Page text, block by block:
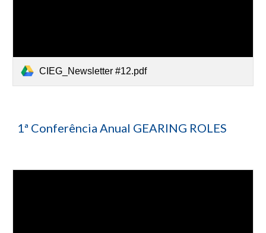
CIEG_Newsletter #12.pdf
1ª Conferência Anual GEARING ROLES